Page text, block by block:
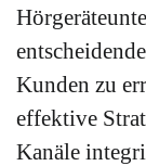
Kunden zu
effektive
Kanäle